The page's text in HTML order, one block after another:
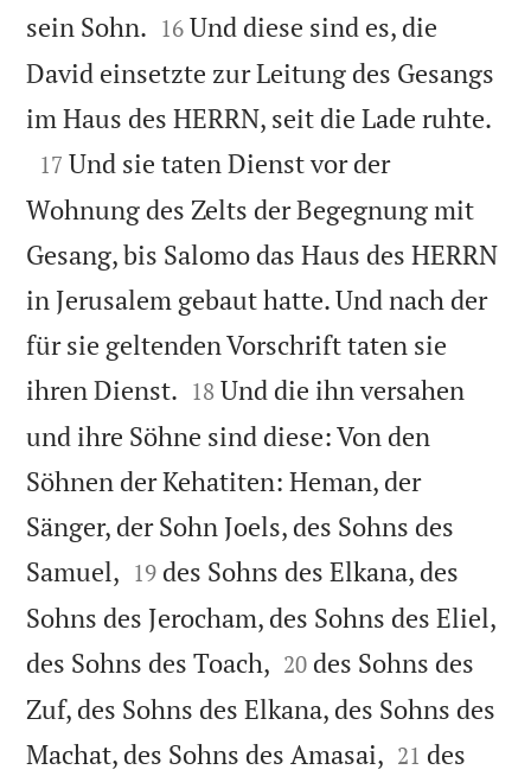
sein Sohn. 

16 Und diese sind es, die
David einsetzte zur Leitung des Gesangs
im Haus des HERRN, seit die Lade ruhte.

17 Und sie taten Dienst vor der
Wohnung des Zelts der Begegnung mit
Gesang, bis Salomo das Haus des HERRN
in Jerusalem gebaut hatte. Und nach der
für sie geltenden Vorschrift taten sie
ihren Dienst. 

18 Und die ihn versahen
und ihre Söhne sind diese: Von den
Söhnen der Kehatiten: Heman, der
Sänger, der Sohn Joels, des Sohns des
Samuel, 

19 des Sohns des Elkana, des
Sohns des Jerocham, des Sohns des Eliel,
des Sohns des Toach, 

20 des Sohns des
Zuf, des Sohns des Elkana, des Sohns des
Machat, des Sohns des Amasai, 

21 des